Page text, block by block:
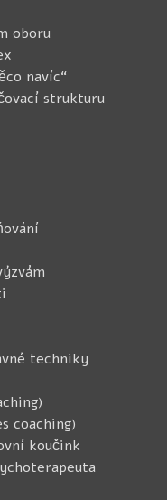
oboru
navíc“
strukturu
techniky
coaching)
koučink